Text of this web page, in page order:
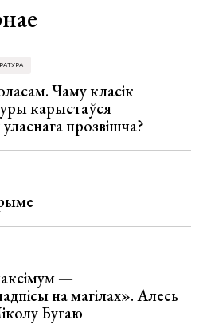
Чаму класік
карыстаўся
прозвішча?
—
на магілах». Алесь
Бугаю